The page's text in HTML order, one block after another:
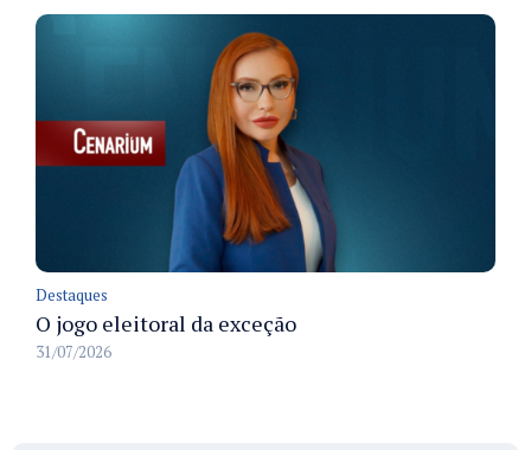
Destaques
O jogo eleitoral da exceção
31/07/2026